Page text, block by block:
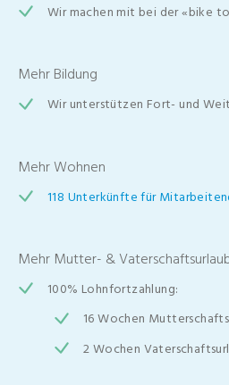
Wir machen mit bei der «bike
Mehr Bildung
Wir unterstützen Fort- und
Mehr Wohnen
118 Unterkünfte für
Mehr Mutter- &
100% Lohnfortzahlung:
16 Wochen
2 Wochen